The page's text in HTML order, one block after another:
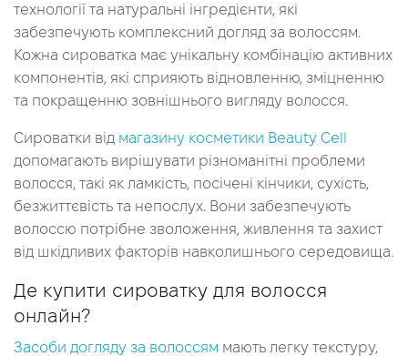
технології та натуральні інгредієнти, які
забезпечують комплексний догляд за волоссям.
Кожна сироватка має унікальну комбінацію активних
компонентів, які сприяють відновленню, зміцненню
та покращенню зовнішнього вигляду волосся.
Сироватки від магазину косметики Beauty Cell
допомагають вирішувати різноманітні проблеми
волосся, такі як ламкість, посічені кінчики, сухість,
безжиттєвість та непослух. Вони забезпечують
волоссю потрібне зволоження, живлення та захист
від шкідливих факторів навколишнього середовища.
Де купити сироватку для волосся
онлайн?
Засоби догляду за волоссям мають легку текстуру,